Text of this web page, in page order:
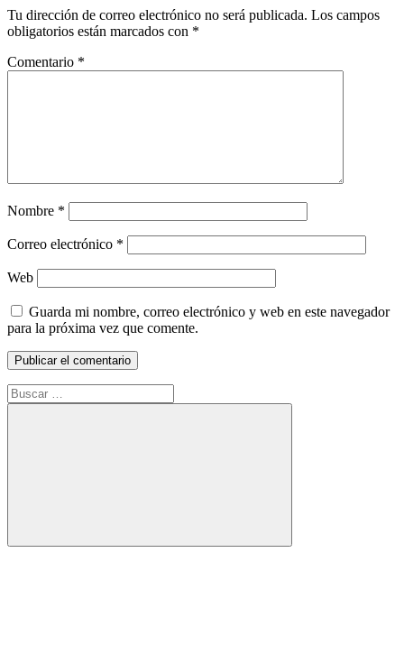
Tu dirección de correo electrónico no será publicada. Los campos
obligatorios están marcados con *
Comentario *
Nombre *
Correo electrónico *
Web
Guarda mi nombre, correo electrónico y web en este navegador
para la próxima vez que comente.
Buscar:
Buscar